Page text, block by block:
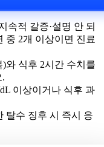
속적 갈증·설명 안 되
중 2개 이상이면 진료
와 식후 2시간 수치를
.
이상이거나 식후 과
탈수 징후 시 즉시 응